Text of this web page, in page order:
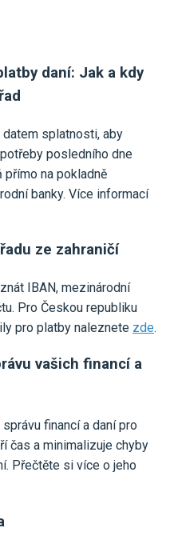
daní: Jak a kdy
splatnosti, aby
posledního dne
na pokladně
banky. Více informací
ze zahraničí
IBAN, mezinárodní
Pro Českou republiku
pro platby naleznete zde.
vašich financí a
financí a daní pro
čas a minimalizuje chyby
Přečtěte si více o jeho